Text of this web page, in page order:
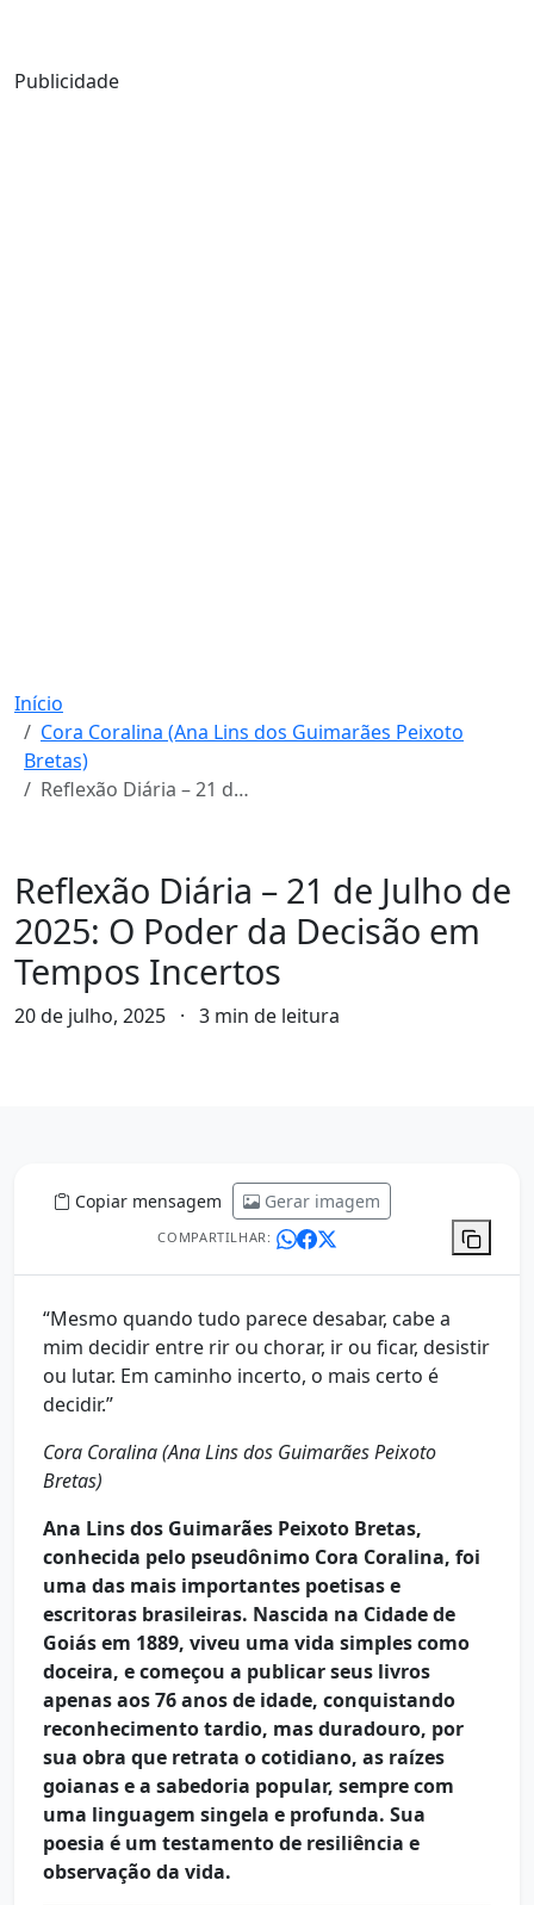
Publicidade
Início
Cora Coralina (Ana Lins dos Guimarães Peixoto
Bretas)
Reflexão Diária – 21 de Julho de 2025: O Poder da Decisão em Tempos Incertos
Reflexão Diária – 21 de Julho de
2025: O Poder da Decisão em
Tempos Incertos
20 de julho, 2025 · 3 min de leitura
Copiar mensagem Gerar imagem
COMPARTILHAR:
“Mesmo quando tudo parece desabar, cabe a
mim decidir entre rir ou chorar, ir ou ficar, desistir
ou lutar. Em caminho incerto, o mais certo é
decidir.”
Cora Coralina (Ana Lins dos Guimarães Peixoto
Bretas)
Ana Lins dos Guimarães Peixoto Bretas,
conhecida pelo pseudônimo Cora Coralina, foi
uma das mais importantes poetisas e
escritoras brasileiras. Nascida na Cidade de
Goiás em 1889, viveu uma vida simples como
doceira, e começou a publicar seus livros
apenas aos 76 anos de idade, conquistando
reconhecimento tardio, mas duradouro, por
sua obra que retrata o cotidiano, as raízes
goianas e a sabedoria popular, sempre com
uma linguagem singela e profunda. Sua
poesia é um testamento de resiliência e
observação da vida.